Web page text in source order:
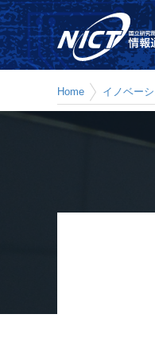
Home イノベー